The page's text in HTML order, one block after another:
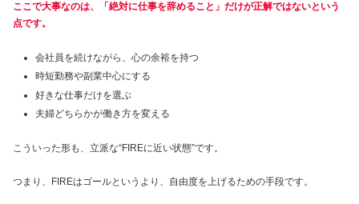
ここで大事なのは、「絶対に仕事を辞めること」だけが正解ではないという
点です。
会社員を続けながら、心の余裕を持つ
時短勤務や副業中心にする
好きな仕事だけを選ぶ
夫婦どちらかが働き方を変える
こういった形も、立派な“FIREに近い状態”です。
つまり、FIREはゴールというより、自由度を上げるための手段です。